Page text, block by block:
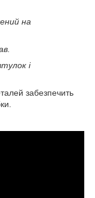
на
і
забезпечить